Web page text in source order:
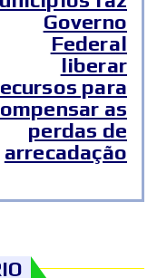
Governo
Federal
liberar
para
as
perdas de
arrecadação